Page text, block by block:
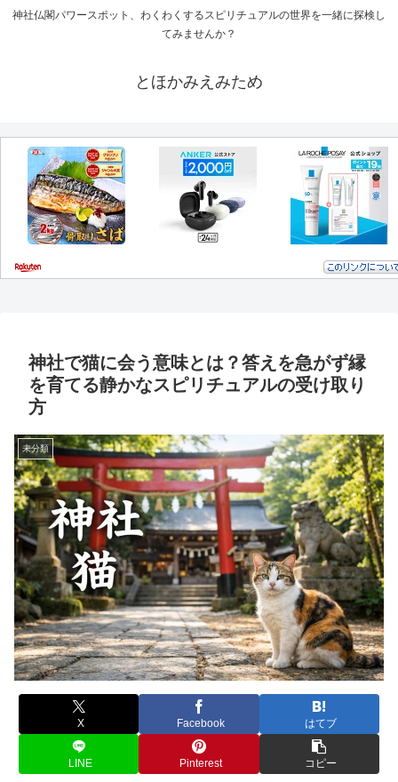
神社仏閣パワースポット、わくわくするスピリチュアルの世界を一緒に探検し
てみませんか？
とほかみえみため
神社で猫に会う意味とは？答えを急がず縁
を育てる静かなスピリチュアルの受け取り
方
未分類
X Facebook はてブ
LINE Pinterest コピー